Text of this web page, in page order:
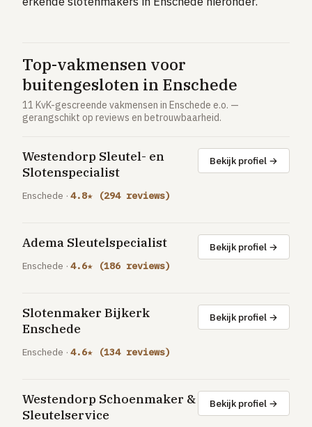
CV-ketel vervangen
Airco installeren
Thermostaat installeren
Spouwmuur isoleren
ELEKTRA
Elektra uitbreiden
Tools
Besparingscalculator
Top-vakmensen voor
buitengesloten in Enschede
11 KvK-gescreende vakmensen in Enschede e.o. —
gerangschikt op reviews en betrouwbaarheid.
Westendorp Sleutel- en
Slotenspecialist
Enschede · 4.8★ (294 reviews)
Bekijk profiel →
Adema Sleutelspecialist
Enschede · 4.6★ (186 reviews)
Bekijk profiel →
Slotenmaker Bijkerk
Enschede
Enschede · 4.6★ (134 reviews)
Bekijk profiel →
Westendorp Schoenmaker &
Sleutelservice
Bekijk profiel →